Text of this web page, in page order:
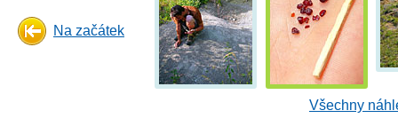
Na začátek
Všechny